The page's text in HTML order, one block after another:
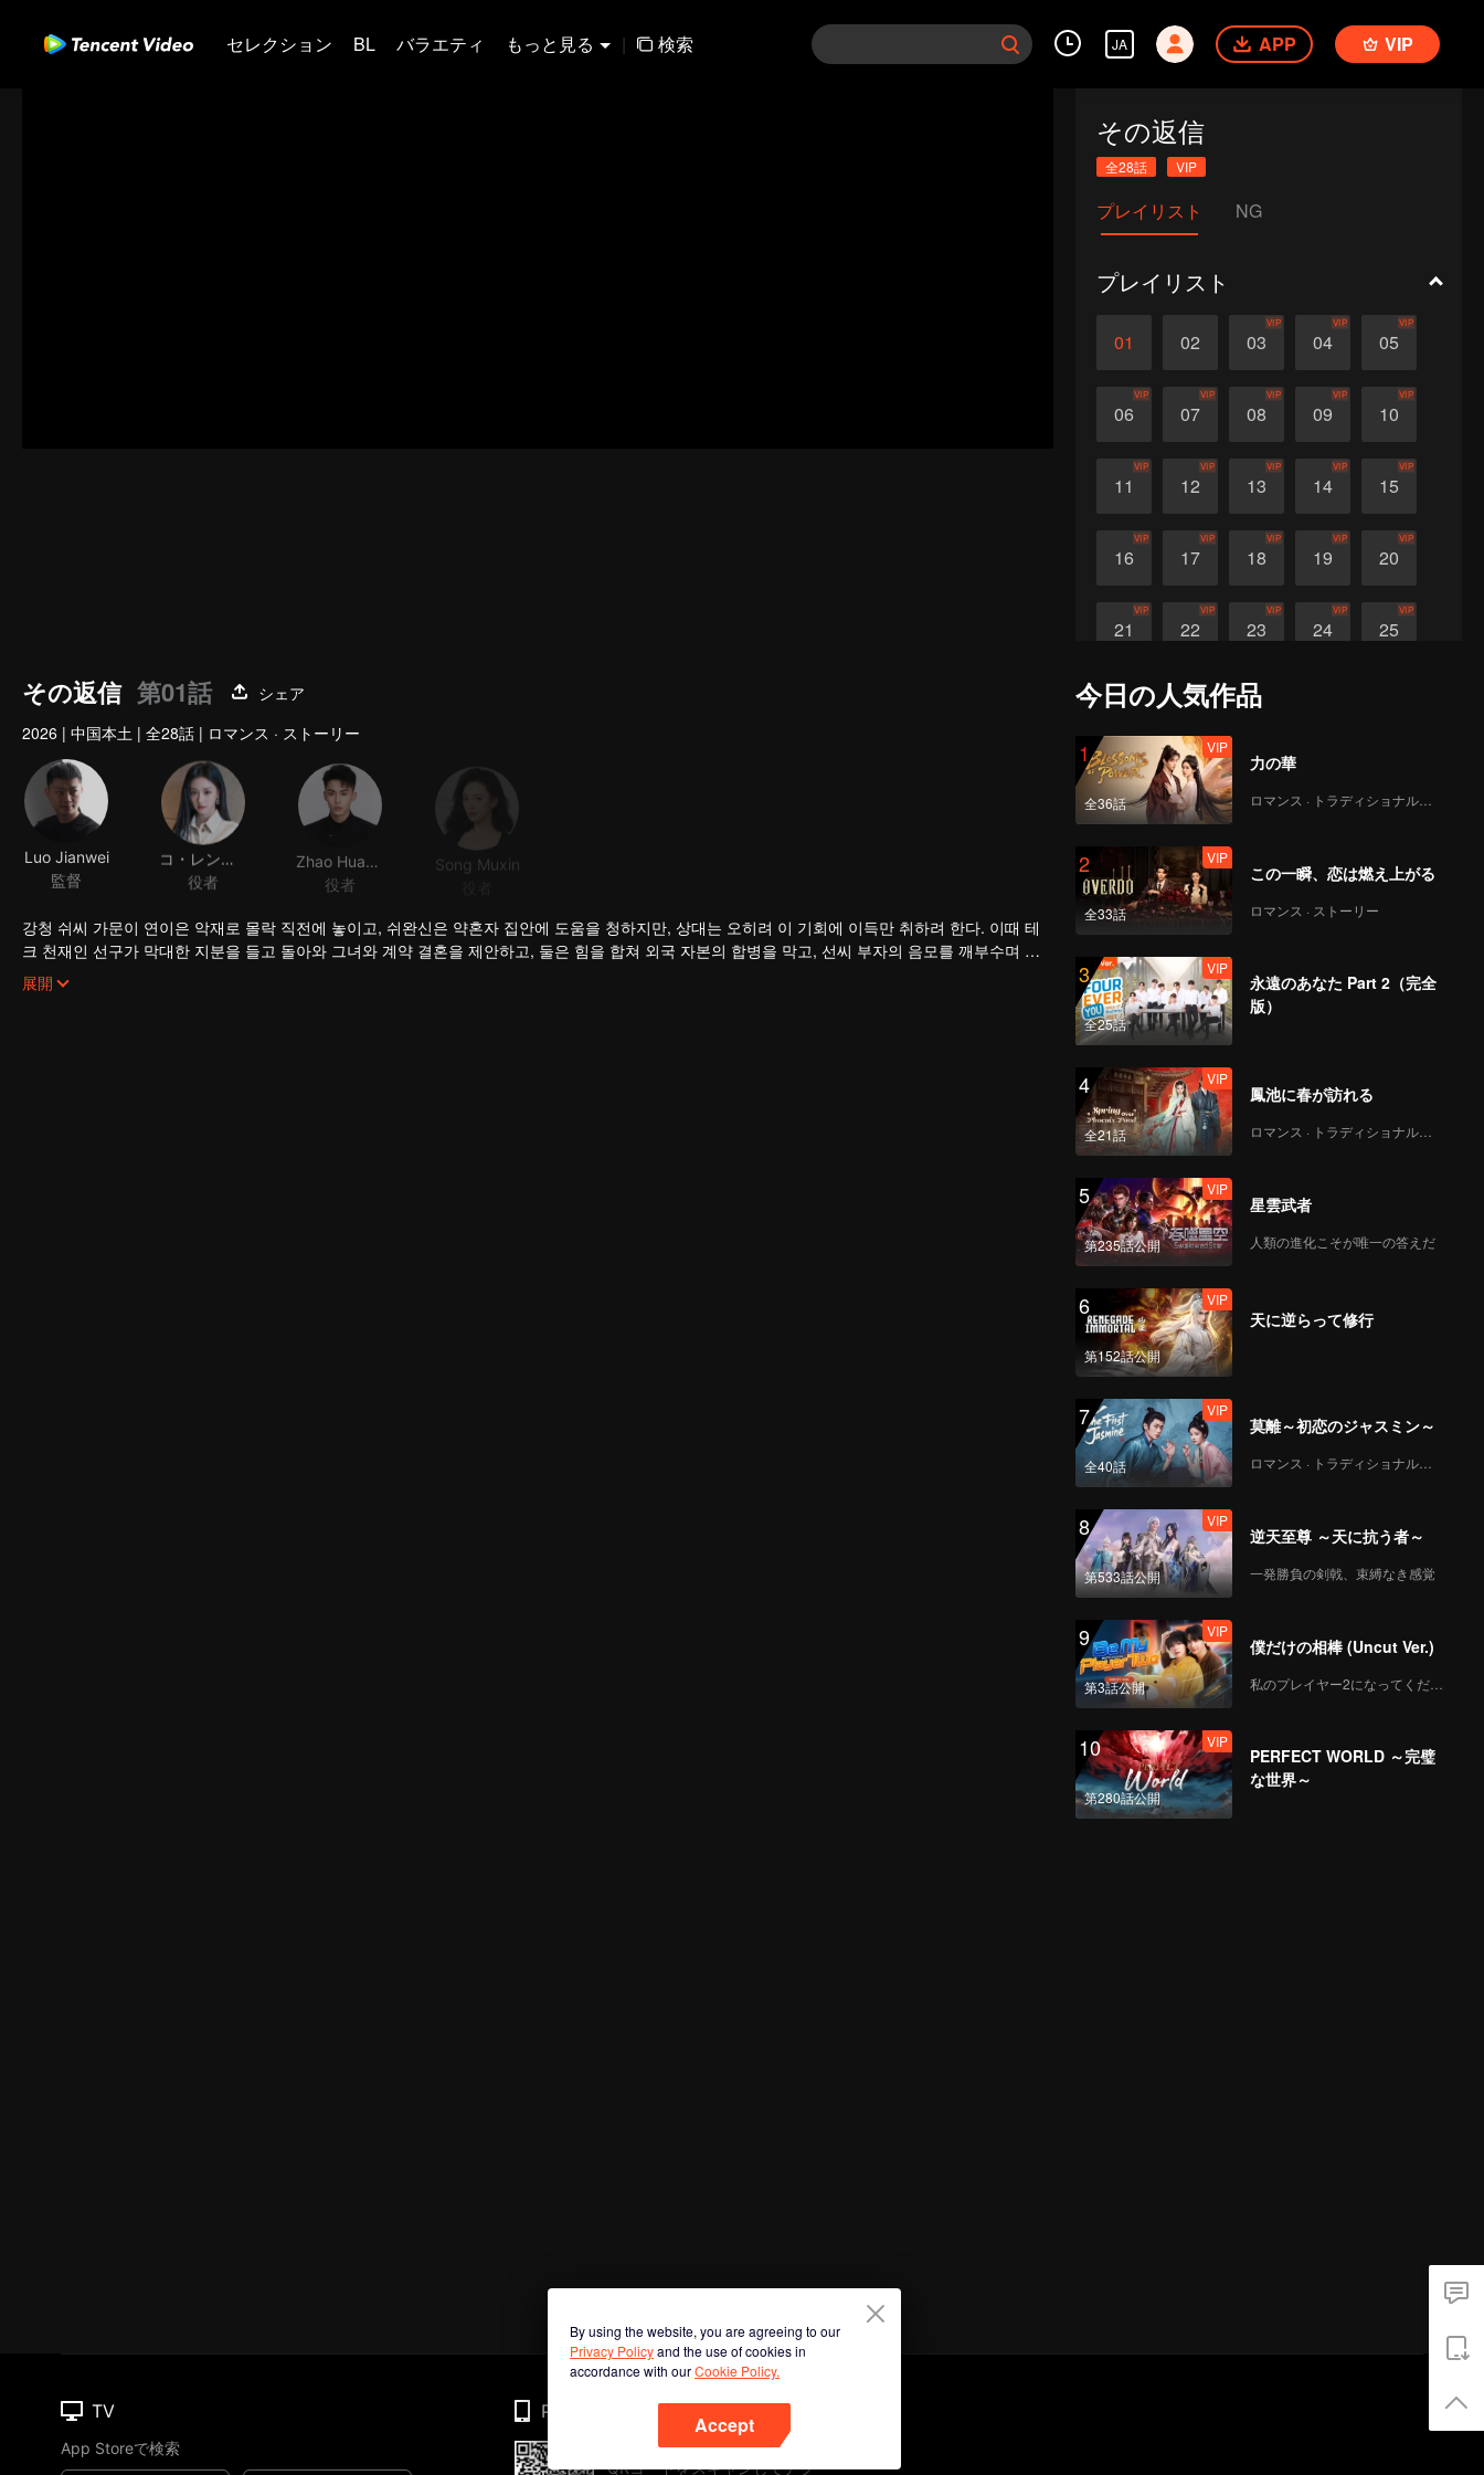
セレクション BL バラエティ もっと見る | 検索 JA APP VIP
その返信
全28話 VIP
プレイリスト NG
プレイリスト
01 02 03
VIP
04
VIP
05
VIP
06
VIP
07
VIP
08
VIP
09
VIP
10
VIP
11
VIP
12
VIP
13
VIP
14
VIP
15
VIP
16
VIP
17
VIP
18
VIP
19
VIP
20
VIP
21
VIP
22
VIP
23
VIP
24
VIP
25
VIP
26 27
VIP
28
その返信 第01話
シェア
2026 | 中国本土 | 全28話 | ロマンス · ストーリー
Luo Jianwei
監督
役者
役者
Song Muxin
役者
강청 쉬씨 가문이 연이은 악재로 몰락 직전에 놓이고, 쉬완신은 약혼자 집안에 도움을 청하지만, 상대는 오히려 이 기회에 이득만 취하려 한다. 이때 테
크 천재인 선구가 막대한 지분을 들고 돌아와 그녀와 계약 결혼을 제안하고, 둘은 힘을 합쳐 외국 자본의 합병을 막고, 선씨 부자의 음모를 깨부수며 가
업을 지켜낸다. 그리고 그 과정에서 진실한 사랑을 싹틔운다.
한편 쉬완신의 할아버지가 보기에, 두 사람의 인연은 민국 시기 전설적인 부부로까지 거슬러 올라가는데…
展開
今日の人気作品
1
全36話
VIP
力の華
ロマンス · トラディショナル・コスチューム
2
全33話
VIP
この一瞬、恋は燃え上がる
ロマンス · ストーリー
3
全25話
VIP
永遠のあなた Part 2（完全
版）
4
全21話
VIP
鳳池に春が訪れる
ロマンス · トラディショナル・コスチューム
5
第235話公開
VIP
星雲武者
人類の進化こそが唯一の答えだ
6
第152話公開
VIP
天に逆らって修行
7
全40話
VIP
莫離～初恋のジャスミン～
ロマンス · トラディショナル・コスチューム
8
第533話公開
VIP
逆天至尊 ～天に抗う者～
一発勝負の剣戟、束縛なき感覚
9
第3話公開
VIP
僕だけの相棒 (Uncut Ver.)
私のプレイヤー2になってください
10
第280話公開
VIP
PERFECT WORLD ～完璧
な世界～
By using the website, you are agreeing to our
Privacy Policyand the use of cookies in
accordance with ourCookie Policy.
Accept
TV
App Storeで検索
Phone
QRコードをスキャンしてアプ